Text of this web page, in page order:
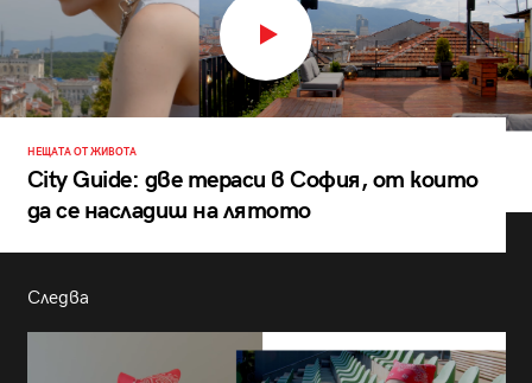
НЕЩАТА ОТ ЖИВОТА
City Guide: две тераси в София, от които
да се насладиш на лятото
Следва